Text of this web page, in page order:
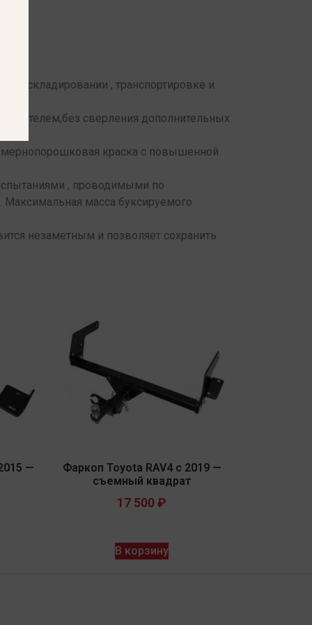
складировании , транспортировке и
сверления дополнительных
краска с повышенной
, проводимыми по
масса буксируемого
незаметным и позволяет сохранить
—
Фаркоп Toyota RAV4 с 2019 —
съемный квадрат
17 500 ₽
В корзину